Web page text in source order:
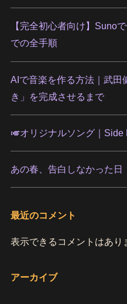
【完全初心者向け】Suno
での全手順
AIで音楽を作る方法｜武田
き」を完成させるまで
🎺オリジナルソング｜Side
あの春、告白しなかった日
最近のコメント
表示できるコメントはあり
アーカイブ